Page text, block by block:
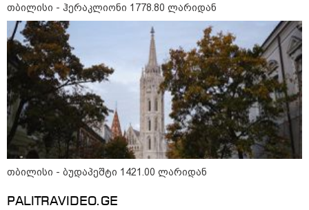
„გადავწყვიტეთ, უკვე
დასრულებული სივრცის
მონახულების შესაძლებლობა
ახლავე მოგცეთ“ - თბილისის
ახალი ზოოპარკი სატესტო
რეჟიმში იხსნება
რა არის ცნობილი,
საქართველოში დაფუძნებულ
კრიპტოკომპანიაზე, რომელიც
აშშ-ს სახაზინო დეპარტამენტმა
დაასანქცირა
აზერბაიჯანის რკინიგზა ბაქო-
თბილისი-ბაქოს საერთაშორისო
თბილისი - ჰერაკლიონი 1778.80 ლარიდან
თბილისი - ბუდაპეშტი 1421.00 ლარიდან
PALITRAVIDEO.GE